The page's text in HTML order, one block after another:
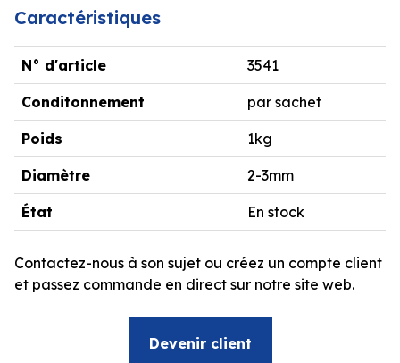
Caractéristiques
N° d'article 3541
Conditonnement par sachet
Poids 1kg
Diamètre 2-3mm
État En stock
Contactez-nous à son sujet ou créez un compte client
et passez commande en direct sur notre site web.
Devenir client